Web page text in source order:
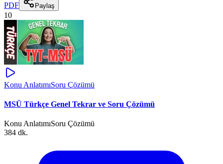
PDF Paylaş
10
Konu AnlatımıSoru Çözümü
MSÜ Türkçe Genel Tekrar ve Soru Çözümü
Konu AnlatımıSoru Çözümü
384 dk.